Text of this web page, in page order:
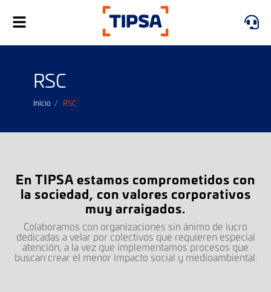
Alternar
navegación
RSC
Inicio RSC
En TIPSA estamos comprometidos con
la sociedad, con valores corporativos
muy arraigados.
Colaboramos con organizaciones sin ánimo de lucro
dedicadas a velar por colectivos que requieren especial
atención, a la vez que implementamos procesos que
buscan crear el menor impacto social y medioambiental.